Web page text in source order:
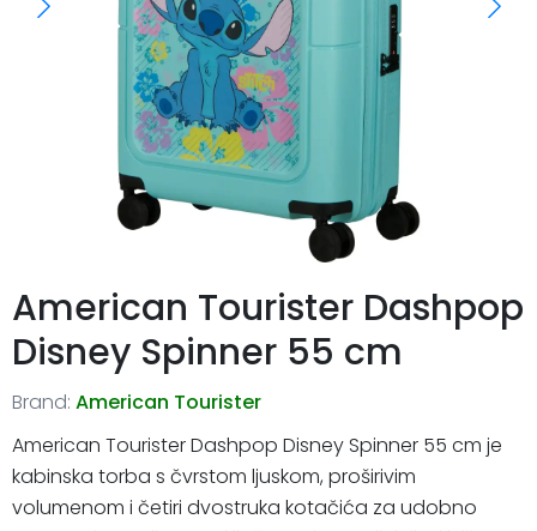
American Tourister Dashpop
Disney Spinner 55 cm
Brand: American Tourister
American Tourister Dashpop Disney Spinner 55 cm je
kabinska torba s čvrstom ljuskom, proširivim
volumenom i četiri dvostruka kotačića za udobno